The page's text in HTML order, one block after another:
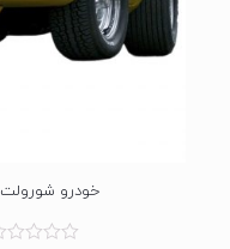
خودرو شورولت Camaro اتوماتیک سال 1974